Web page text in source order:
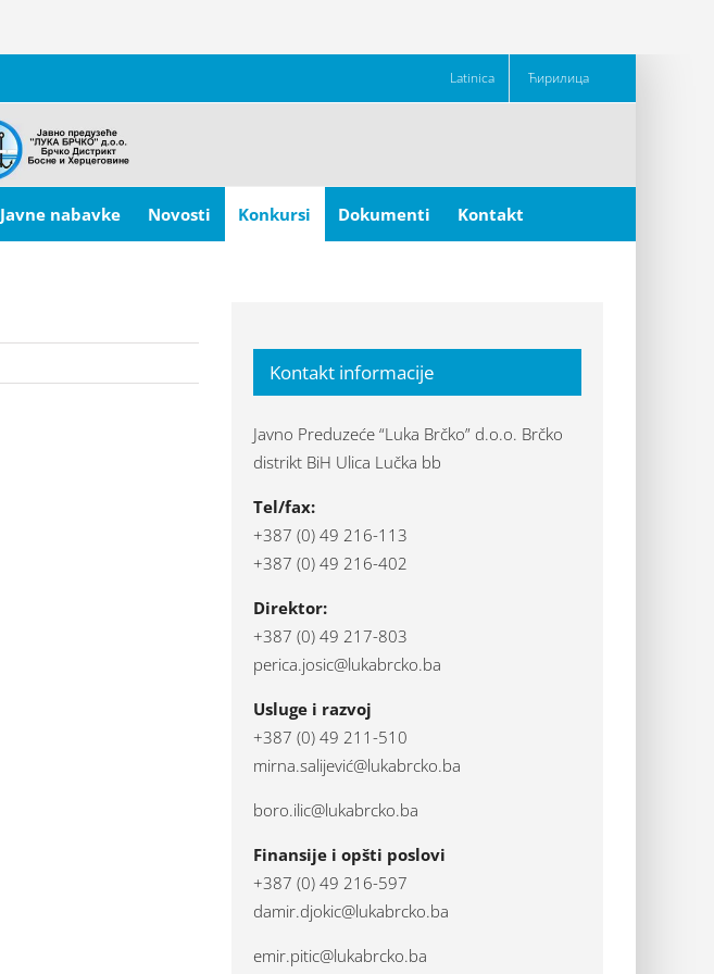
Latinica Ћирилица
Javne nabavke Novosti Konkursi Dokumenti Kontakt
Kontakt informacije
Javno Preduzeće “Luka Brčko” d.o.o. Brčko
distrikt BiH Ulica Lučka bb
Tel/fax:
+387 (0) 49 216-113
+387 (0) 49 216-402
Direktor:
+387 (0) 49 217-803
perica.josic@lukabrcko.ba
Usluge i razvoj
+387 (0) 49 211-510
mirna.salijević@lukabrcko.ba
boro.ilic@lukabrcko.ba
Finansije i opšti poslovi
+387 (0) 49 216-597
damir.djokic@lukabrcko.ba
emir.pitic@lukabrcko.ba